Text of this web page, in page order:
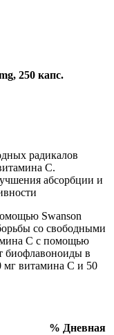
250 капс.
радикалов
С.
абсорбции и
Swanson
со свободными
С с помощью
биофлавоноиды в
мг витамина С и 50
% Дневная